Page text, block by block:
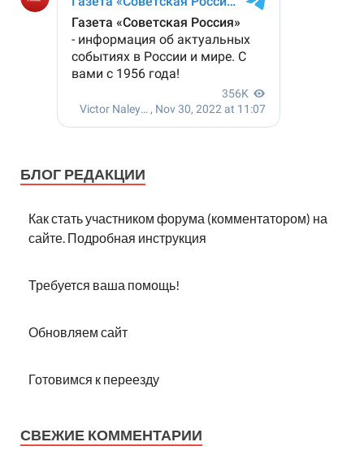
БЛОГ РЕДАКЦИИ
Как стать участником форума (комментатором) на
сайте. Подробная инструкция
Требуется ваша помощь!
Обновляем сайт
Готовимся к переезду
СВЕЖИЕ КОММЕНТАРИИ